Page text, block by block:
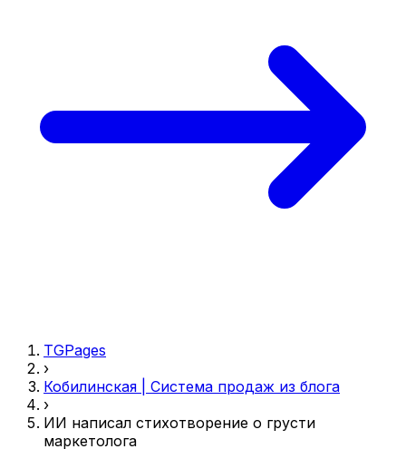
TGPages
›
Кобилинская | Система продаж из блога
›
ИИ написал стихотворение о грусти
маркетолога